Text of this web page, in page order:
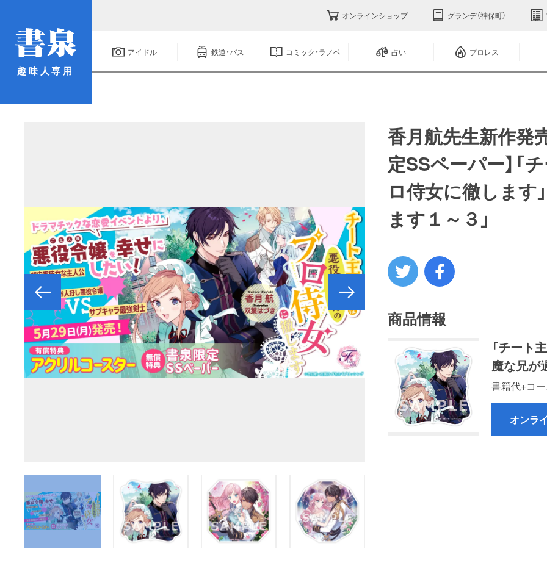
趣味人専用
オンラインショップ グランデ（神保町）
アイドル 鉄道・バス コミック・ラノベ 占い プロレス
香月航先生新作発
定SSペーパー】「
ロ侍女に徹します
ます１～３」
商品情報
「チート
魔な兄が
書籍代+コ
オンラ